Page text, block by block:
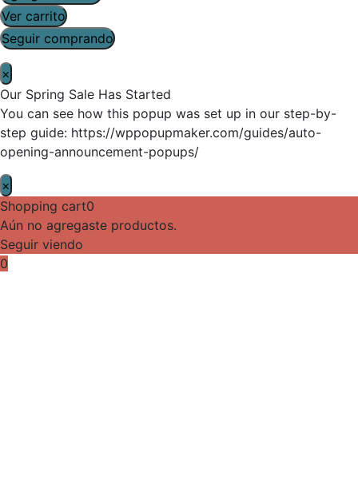
Ver carrito
Seguir comprando
×
Our Spring Sale Has Started
You can see how this popup was set up in our step-by-
step guide: https://wppopupmaker.com/guides/auto-
opening-announcement-popups/
×
Shopping cart0
Aún no agregaste productos.
Seguir viendo
0